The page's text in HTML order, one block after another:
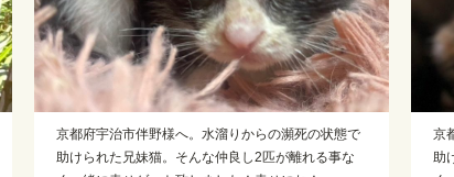
京都府宇治市伴野様へ。水溜りからの瀕死の状態で
助けられた兄妹猫。そんな仲良し2匹が離れる事な